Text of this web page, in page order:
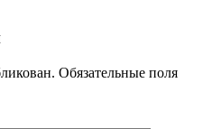
Обязательные поля